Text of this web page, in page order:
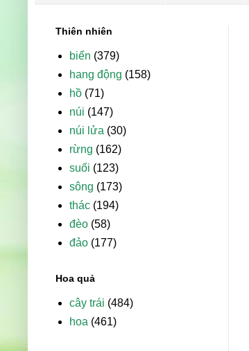
Thiên nhiên
biển (379)
hang động (158)
hồ (71)
núi (147)
núi lửa (30)
rừng (162)
suối (123)
sông (173)
thác (194)
đèo (58)
đảo (177)
Hoa quả
cây trái (484)
hoa (461)